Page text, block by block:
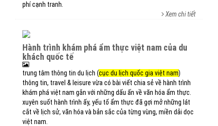
phí cạnh tranh.
Xem chi tiết
hành trình khám phá ẩm thực việt nam của du
khách quốc tế
trung tâm thông tin du lịch (cục du lịch quốc gia việt nam)
thông tin, travel & leisure vừa có bài viết chia sẻ về hành trình
khám phá việt nam gắn với những dấu ấn về văn hóa ẩm thực.
xuyên suốt hành trình ấy, yếu tố ẩm thực đã gợi mở những lát
cắt về lịch sử, văn hóa và bản sắc của từng vùng, miền dải dọc
việt nam.